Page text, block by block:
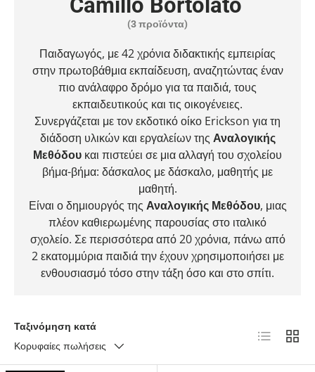
(3 προϊόντα)
Παιδαγωγός, με 42 χρόνια διδακτικής εμπειρίας
στην πρωτοβάθμια εκπαίδευση, αναζητώντας έναν
πιο ανάλαφρο δρόμο για τα παιδιά, τους
εκπαιδευτικούς και τις οικογένειες.
Συνεργάζεται με τον εκδοτικό οίκο Erickson για τη
διάδοση υλικών και εργαλείων της Αναλογικής
Μεθόδου και πιστεύει σε μια αλλαγή του σχολείου
βήμα-βήμα: δάσκαλος με δάσκαλο, μαθητής με
μαθητή.
Είναι ο δημιουργός της Αναλογικής Μεθόδου, μιας
πλέον καθιερωμένης παρουσίας στο ιταλικό
σχολείο. Σε περισσότερα από 20 χρόνια, πάνω από
2 εκατομμύρια παιδιά την έχουν χρησιμοποιήσει με
ενθουσιασμό τόσο στην τάξη όσο και στο σπίτι.
Ταξινόμηση κατά
Κορυφαίες πωλήσεις
Λίστα